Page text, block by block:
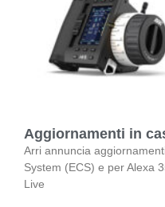
Aggiornamenti in
Arri annuncia
System (ECS) e per Alexa
Live